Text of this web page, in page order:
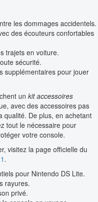
les dommages accidentels.
des écouteurs confortables
trajets en voiture.
sécurité.
supplémentaires pour jouer
un kit accessoires
avec des accessoires pas
qualité. De plus, en achetant
tout le nécessaire pour
votre console.
visitez la page officielle du
.
pour Nintendo DS Lite.
rayures.
privé.